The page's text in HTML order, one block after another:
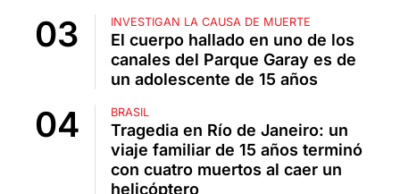
INVESTIGAN LA CAUSA DE MUERTE
El cuerpo hallado en uno de los
canales del Parque Garay es de
un adolescente de 15 años
BRASIL
Tragedia en Río de Janeiro: un
viaje familiar de 15 años terminó
con cuatro muertos al caer un
helicóptero